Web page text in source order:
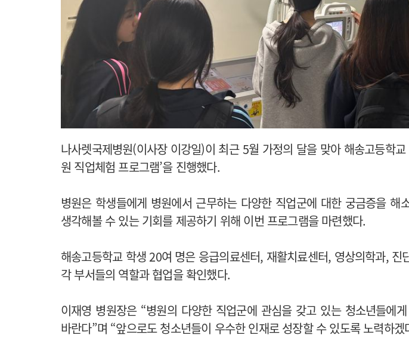
나사렛국제병원(이사장 이강일)이 최근 5월 가정의 달을 맞아 해송고등학교
원 직업체험 프로그램’을 진행했다.
병원은 학생들에게 병원에서 근무하는 다양한 직업군에 대한 궁금증을 해
생각해볼 수 있는 기회를 제공하기 위해 이번 프로그램을 마련했다.
해송고등학교 학생 20여 명은 응급의료센터, 재활치료센터, 영상의학과, 진
각 부서들의 역할과 협업을 확인했다.
이재영 병원장은 “병원의 다양한 직업군에 관심을 갖고 있는 청소년들에
바란다”며 “앞으로도 청소년들이 우수한 인재로 성장할 수 있도록 노력하겠